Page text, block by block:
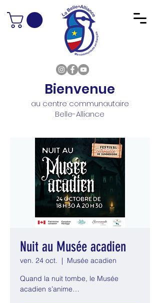
Bienvenue
au centre communautaire
Belle-Alliance
Nuit au Musée acadien
ven. 24 oct.
  |
Musée acadien
Quand la nuit tombe, le Musée
acadien s’anime…